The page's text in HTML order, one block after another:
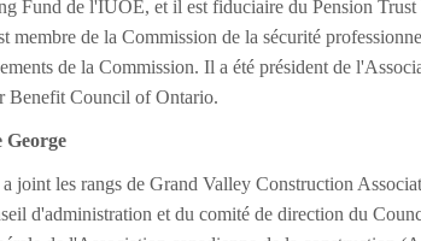
Fund de l'IUOE, et il est fiduciaire du Pension
membre de la Commission de la sécurité
de la Commission. Il a été président de
Benefit Council of Ontario.
joint les rangs de Grand Valley Construction
d'administration et du comité de direction du